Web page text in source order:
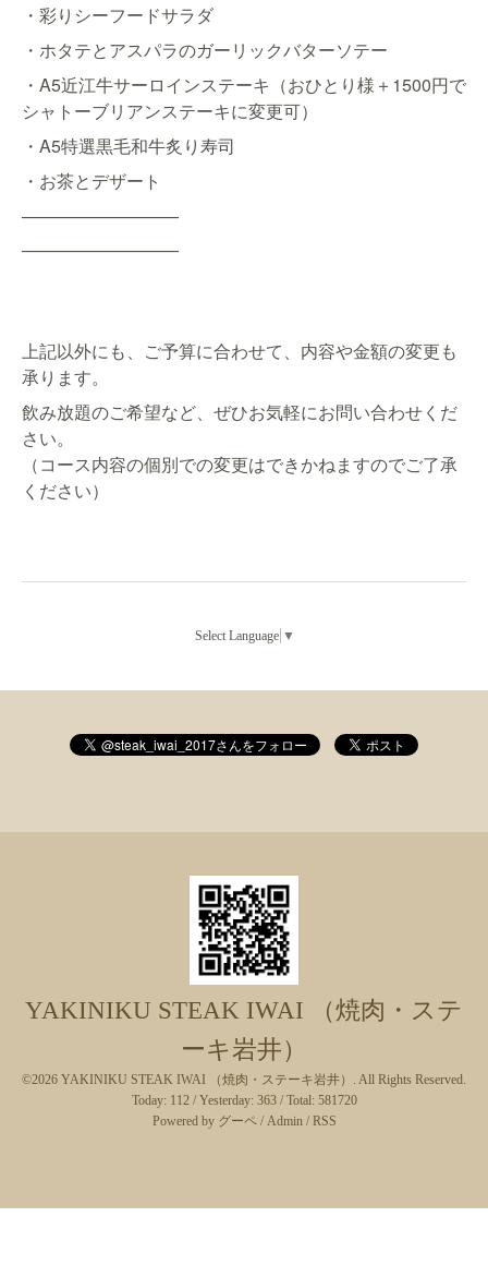
・彩りシーフードサラダ
・ホタテとアスパラのガーリックバターソテー
・A5近江牛サーロインステーキ（おひとり様＋1500円で
シャトーブリアンステーキに変更可）
・A5特選黒毛和牛炙り寿司
・お茶とデザート
—————————
—————————
上記以外にも、ご予算に合わせて、内容や金額の変更も
承ります。
飲み放題のご希望など、ぜひお気軽にお問い合わせくだ
さい。
（コース内容の個別での変更はできかねますのでご了承
ください）
Select Language ▼
YAKINIKU STEAK IWAI （焼肉・ステ
ーキ岩井）
©2026 YAKINIKU STEAK IWAI （焼肉・ステーキ岩井） . All Rights Reserved.
Today: 112/ Yesterday: 363/ Total: 581720
Powered by グーペ/ Admin / RSS